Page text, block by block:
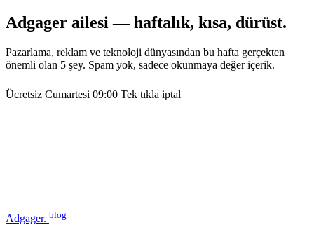
Adgager ailesi — haftalık, kısa, dürüst.
Pazarlama, reklam ve teknoloji dünyasından bu hafta gerçekten
önemli olan 5 şey. Spam yok, sadece okunmaya değer içerik.
Ücretsiz Cumartesi 09:00 Tek tıkla iptal
Adgager. blog